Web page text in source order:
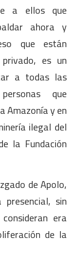
a ellos que
ahora y
que están
es un
a todas las
que
Amazonía y en
ilegal del
la Fundación
de Apolo,
sin
era
de la